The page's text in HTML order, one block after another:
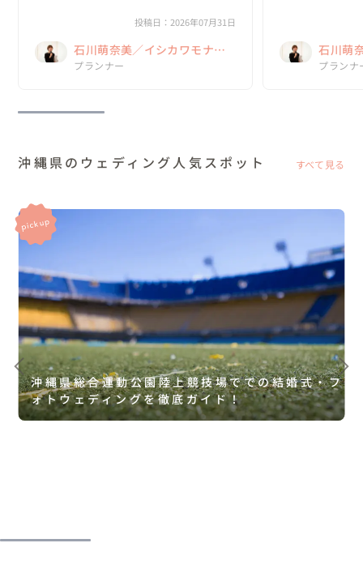
すが、なんとかお天気にも恵まれて素敵な思
投稿日：2026年07月31日
石川萌奈美／イシカワモナ
ミ Kume La Chic クメラシッ
プランナー
石川萌
ミ
プランナ
沖縄県のウェディング人気スポット すべて見る
沖縄県総合運動公園陸上競技場ででの結婚式・フ
ォトウェディングを徹底ガイド！